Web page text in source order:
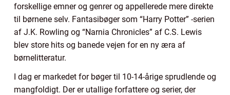
forskellige emner og genrer og appellerede mere direkte
til børnene selv. Fantasibøger som “Harry Potter” -serien
af J.K. Rowling og “Narnia Chronicles” af C.S. Lewis
blev store hits og banede vejen for en ny æra af
børnelitteratur.
I dag er markedet for bøger til 10-14-årige sprudlende og
mangfoldigt. Der er utallige forfattere og serier, der